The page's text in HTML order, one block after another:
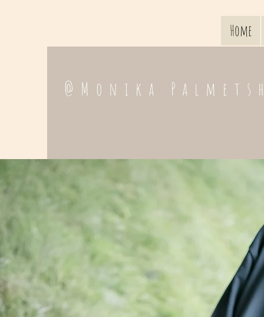
Home
@Monika
Geh mal RaUS MIT
Monika Palmetshofer